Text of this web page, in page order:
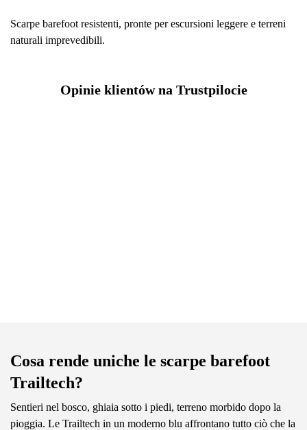
Scarpe barefoot resistenti, pronte per escursioni leggere e terreni
naturali imprevedibili.
Opinie klientów na Trustpilocie
Cosa rende uniche le scarpe barefoot
Trailtech?
Sentieri nel bosco, ghiaia sotto i piedi, terreno morbido dopo la
pioggia. Le Trailtech in un moderno blu affrontano tutto ciò che la